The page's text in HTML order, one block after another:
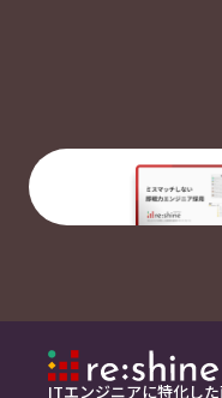
ITエンジニアに特化し